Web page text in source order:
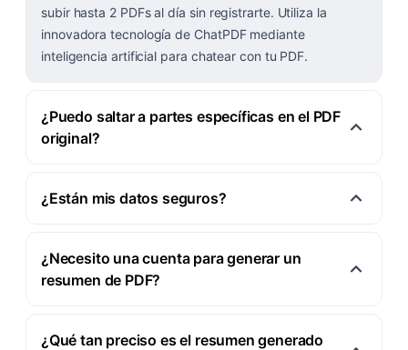
subir hasta 2 PDFs al día sin registrarte. Utiliza la
innovadora tecnología de ChatPDF mediante
inteligencia artificial para chatear con tu PDF.
¿Puedo saltar a partes específicas en el PDF
original?
¿Están mis datos seguros?
¿Necesito una cuenta para generar un
resumen de PDF?
¿Qué tan preciso es el resumen generado